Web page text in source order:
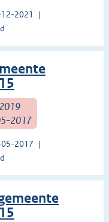
2021
2017
2017